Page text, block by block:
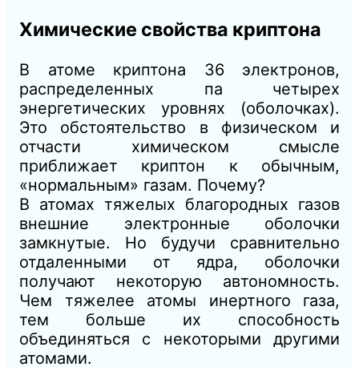
Химические свойства криптона
В атоме криптона 36 электронов,
распределенных па четырех
энергетических уровнях (оболочках).
Это обстоятельство в физическом и
отчасти химическом смысле
приближает криптон к обычным,
«нормальным» газам. Почему?
В атомах тяжелых благородных газов
внешние электронные оболочки
замкнутые. Но будучи сравнительно
отдаленными от ядра, оболочки
получают некоторую автономность.
Чем тяжелее атомы инертного газа,
тем больше их способность
объединяться с некоторыми другими
атомами.